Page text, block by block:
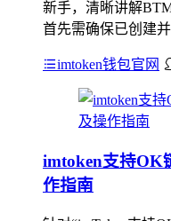
新手，清晰讲解
首先需确保已创建
imtoken钱包官网
imtoken支持OK
作指南